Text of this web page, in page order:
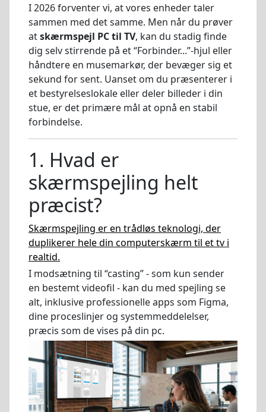
I 2026 forventer vi, at vores enheder taler
sammen med det samme. Men når du prøver
atskærmspejl PC til TV, kan du stadig finde
dig selv stirrende på et “Forbinder...”-hjul eller
håndtere en musemarkør, der bevæger sig et
sekund for sent. Uanset om du præsenterer i
et bestyrelseslokale eller deler billeder i din
stue, er det primære mål at opnå en stabil
forbindelse.
1. Hvad er
skærmspejling helt
præcist?
Skærmspejling er en trådløs teknologi, der
duplikerer hele din computerskærm til et tv i
realtid.
I modsætning til “casting” - som kun sender
en bestemt videofil - kan du med spejling se
alt, inklusive professionelle apps som Figma,
dine proceslinjer og systemmeddelelser,
præcis som de vises på din pc.